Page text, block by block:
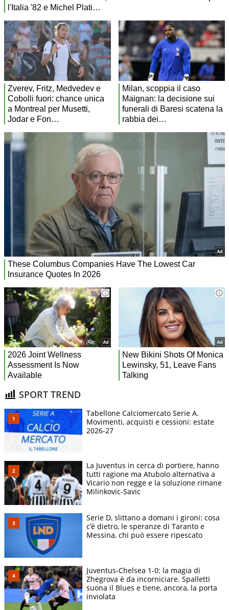
SPORT TREND
Tabellone Calciomercato Serie A.
Movimenti, acquisti e cessioni: estate
2026-27
La Juventus in cerca di portiere, hanno
tutti ragione ma Atubolo alternativa a
Vicario non regge e la soluzione rimane
Milinkovic-Savic
Serie D, slittano a domani i gironi: cosa
c’è dietro, le speranze di Taranto e
Messina, chi può essere ripescato
Juventus-Chelsea 1-0: la magia di
Zhegrova è da incorniciare. Spalletti
suona il Blues e tiene, ancora, la porta
inviolata